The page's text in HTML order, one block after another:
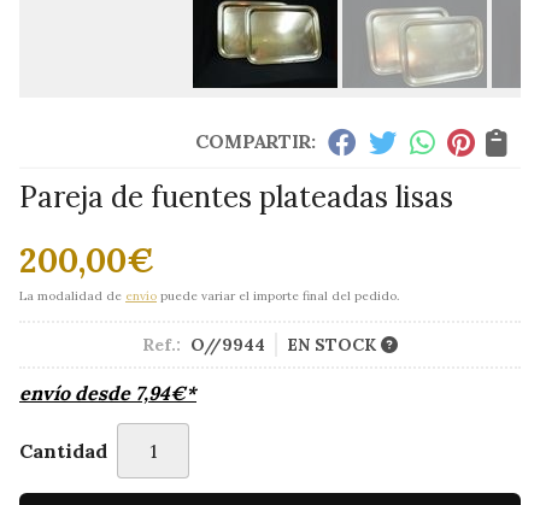
COMPARTIR:
Pareja de fuentes plateadas lisas
200,00€
La modalidad de envío puede variar el importe final del pedido.
Ref.: O//9944 EN STOCK
envío desde 7,94€*
Cantidad